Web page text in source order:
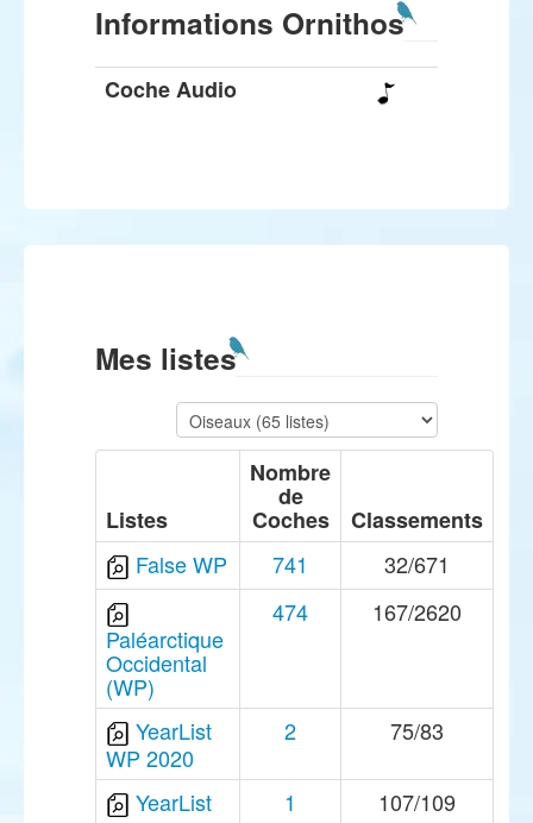
Informations Ornithos
Coche Audio
Mes listes
Listes
Nombre
de
Coches
Classements
False WP
741 32/671
Paléarctique
Occidental
(WP)
474 167/2620
YearList
WP 2020
2 75/83
YearList
1 107/109